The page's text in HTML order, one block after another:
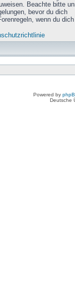
Beachte bitte
bevor du dich
wenn du
Powered by
Deutsche